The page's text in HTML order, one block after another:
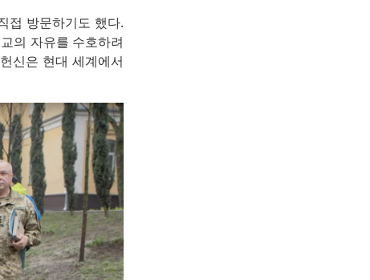
접 방문하기도 했다.
의 자유를 수호하려
신은 현대 세계에서